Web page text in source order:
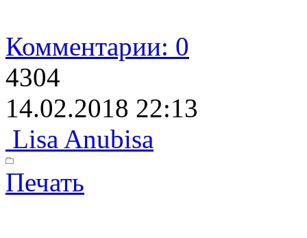
Комментарии: 0
4304
14.02.2018 22:13
Lisa Anubisa
Печать